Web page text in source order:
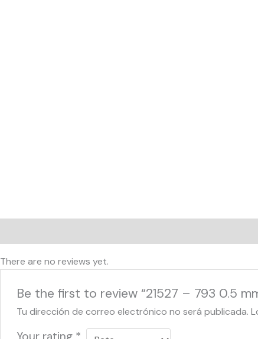
There are no reviews yet.
Be the first to review “21527 – 793 0.5
Tu dirección de correo electrónico no será publicada.